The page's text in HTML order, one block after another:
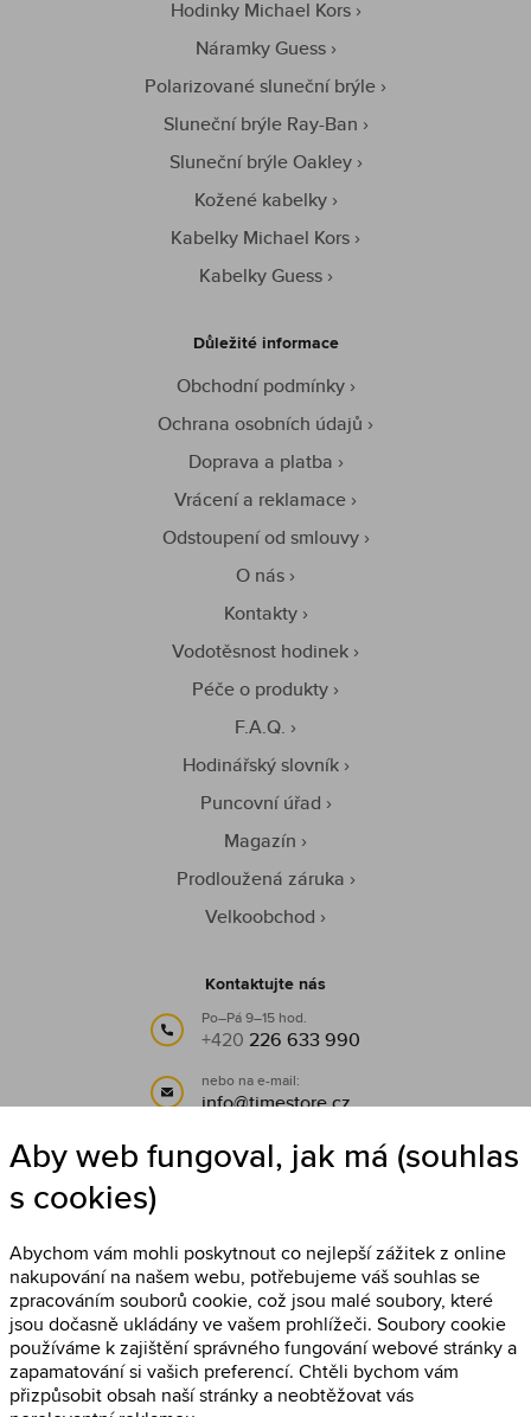
Hodinky Michael Kors
Náramky Guess
Polarizované sluneční brýle
Sluneční brýle Ray-Ban
Sluneční brýle Oakley
Kožené kabelky
Kabelky Michael Kors
Kabelky Guess
Důležité informace
Obchodní podmínky
Ochrana osobních údajů
Doprava a platba
Vrácení a reklamace
Odstoupení od smlouvy
O nás
Kontakty
Vodotěsnost hodinek
Péče o produkty
F.A.Q.
Hodinářský slovník
Puncovní úřad
Magazín
Prodloužená záruka
Velkoobchod
Kontaktujte nás
Po–Pá 9–15 hod.
+420 226 633 990
nebo na e-mail:
info@timestore.cz
Sledujte nás
Aby web fungoval, jak má (souhlas
s cookies)
Abychom vám mohli poskytnout co nejlepší zážitek z online
nakupování na našem webu, potřebujeme váš souhlas se
zpracováním souborů cookie, což jsou malé soubory, které
jsou dočasně ukládány ve vašem prohlížeči. Soubory cookie
používáme k zajištění správného fungování webové stránky a
zapamatování si vašich preferencí. Chtěli bychom vám
přizpůsobit obsah naší stránky a neobtěžovat vás